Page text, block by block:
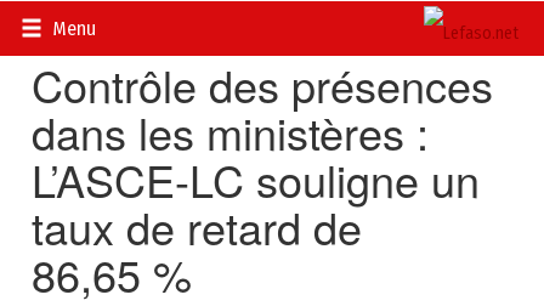
Menu
Accueil>
Contrôle des présences
dans les ministères :
L’ASCE-LC souligne un
taux de retard de
86,65 %